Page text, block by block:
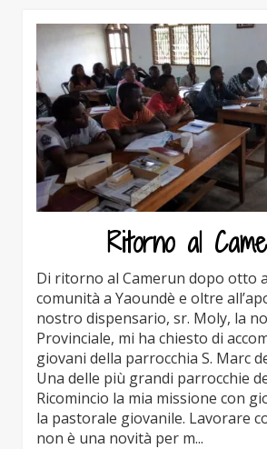
Ritorno al
Di ritorno al Camerun dopo otto
comunità a Yaoundè e oltre
nostro dispensario, sr. Moly, la
Provinciale, mi ha chiesto di
giovani della parrocchia S. Marc
Una delle più grandi parrocchie
Ricomincio la mia missione con
la pastorale giovanile. Lavorare
non è una novità per m...